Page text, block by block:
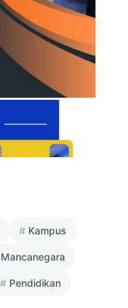
Kampus
Mancanegara
Pendidikan